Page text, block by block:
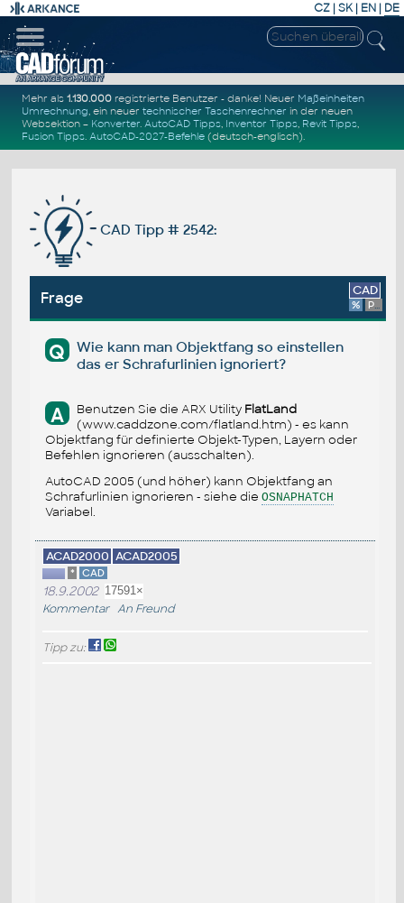
CZ | SK| EN | DE
Mehr als1.130.000 registrierte Benutzer - danke! Neuer Maßeinheiten
Umrechnung, ein neuertechnischer Taschenrechner in der neuen
Websektion – Konverter.AutoCAD Tipps, Inventor Tipps, Revit Tipps,
Fusion Tipps.AutoCAD-2027-Befehle (deutsch-englisch).
CAD Tipp # 2542:
Frage CAD
% Platform
Q
Wie kann man Objektfang so einstellen
das er Schrafurlinien ignoriert?
A Benutzen Sie die ARX Utility FlatLand
(www.caddzone.com/flatland.htm) - es kann
Objektfang für definierte Objekt-Typen, Layern oder
Befehlen ignorieren (ausschalten).
AutoCAD 2005 (und höher) kann Objektfang an
Schrafurlinien ignorieren - siehe die OSNAPHATCH
Variabel.
ACAD2000 ACAD2005
* CAD
18.9.2002 17591×
Kommentar An Freund
Tipp zu: